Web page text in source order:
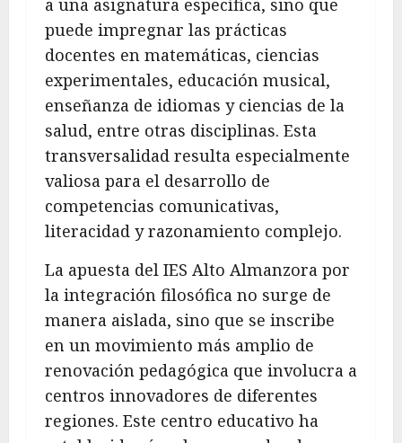
a una asignatura específica, sino que
puede impregnar las prácticas
docentes en matemáticas, ciencias
experimentales, educación musical,
enseñanza de idiomas y ciencias de la
salud, entre otras disciplinas. Esta
transversalidad resulta especialmente
valiosa para el desarrollo de
competencias comunicativas,
literacidad y razonamiento complejo.
La apuesta del IES Alto Almanzora por
la integración filosófica no surge de
manera aislada, sino que se inscribe
en un movimiento más amplio de
renovación pedagógica que involucra a
centros innovadores de diferentes
regiones. Este centro educativo ha